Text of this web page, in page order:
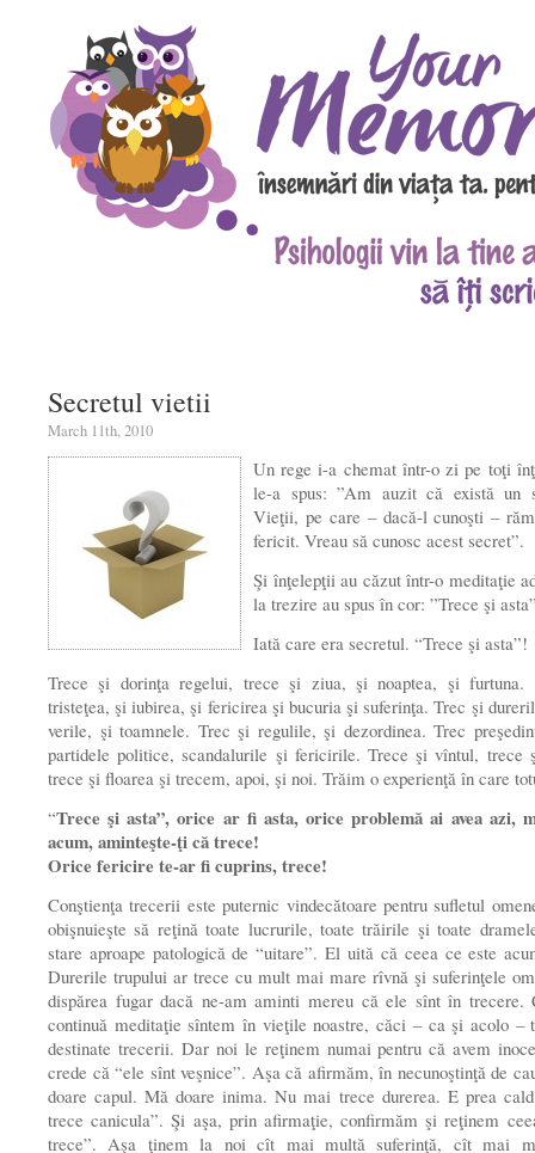
Secretul vietii
March 11th, 2010
Un rege i-a chemat într-o zi pe toţi
le-a spus: ”Am auzit că există un
Vieţii, pe care – dacă-l cunoşti –
fericit. Vreau să cunosc acest secret”.
Şi înţelepţii au căzut într-o meditaţie
la trezire au spus în cor: ”Trece şi
Iată care era secretul. “Trece şi asta”!
Trece şi dorinţa regelui, trece şi ziua, şi noaptea, şi furtuna.
tristeţea, şi iubirea, şi fericirea şi bucuria şi suferinţa. Trec şi
verile, şi toamnele. Trec şi regulile, şi dezordinea. Trec
partidele politice, scandalurile şi fericirile. Trece şi vîntul, trece
trece şi floarea şi trecem, apoi, şi noi. Trăim o experienţă în care
“Trece şi asta”, orice ar fi asta, orice problemă ai avea azi,
acum, aminteşte-ţi că trece!
Orice fericire te-ar fi cuprins, trece!
Conştienţa trecerii este puternic vindecătoare pentru sufletul
obişnuieşte să reţină toate lucrurile, toate trăirile şi toate
stare aproape patologică de “uitare”. El uită că ceea ce este
Durerile trupului ar trece cu mult mai mare rîvnă şi suferinţele
dispărea fugar dacă ne-am aminti mereu că ele sînt în trecere.
continuă meditaţie sîntem în vieţile noastre, căci – ca şi acolo –
destinate trecerii. Dar noi le reţinem numai pentru că avem
crede că “ele sînt veşnice”. Aşa că afirmăm, în necunoştinţă de
doare capul. Mă doare inima. Nu mai trece durerea. E prea
trece canicula”. Şi aşa, prin afirmaţie, confirmăm şi reţinem
trece”. Aşa ţinem la noi cît mai multă suferinţă, cît mai